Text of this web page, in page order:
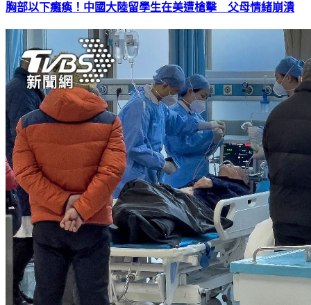
胸部以下癱瘓！中國大陸留學生在美遭槍擊 父母情緒崩潰